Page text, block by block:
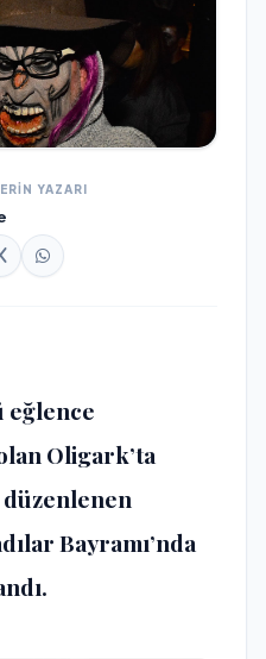
YAZARI
eğlence
Oligark’ta
Bayramı’nda